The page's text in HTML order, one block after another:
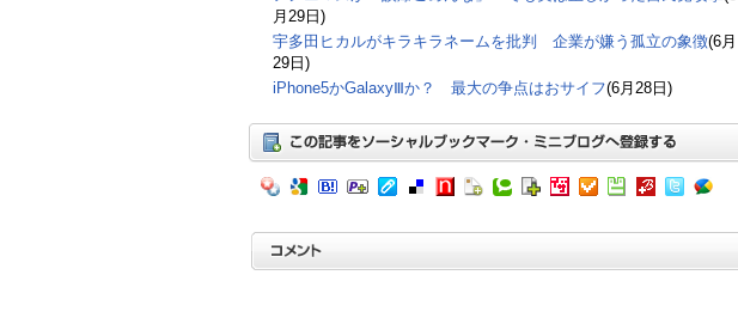
月29日)
宇多田ヒカルがキラキラネームを批判 企業が嫌う孤立の象徴(6月
29日)
iPhone5かGalaxyⅢか？ 最大の争点はおサイフ(6月28日)